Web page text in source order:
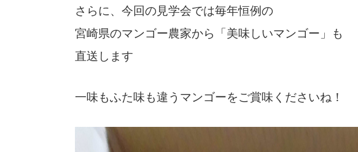
さらに、今回の見学会では毎年恒例の
宮崎県のマンゴー農家から「美味しいマンゴー」も
直送します
一味もふた味も違うマンゴーをご賞味くださいね！